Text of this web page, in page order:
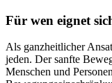
Für wen eignet
Als ganzheitlicher
jeden. Der sanfte
Menschen und